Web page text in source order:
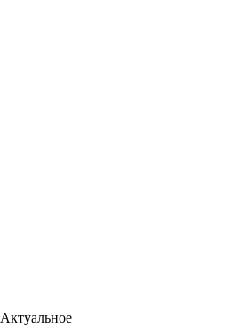
Актуальное